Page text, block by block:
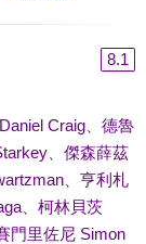
8.1
Craig、 德魯
、 傑森薛茲
、 亨利札
、 柯林貝茨
門里佐尼 Simon